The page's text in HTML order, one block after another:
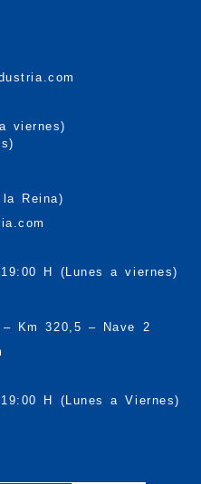
viernes)
Reina)
H (Lunes a viernes)
Km 320,5 – Nave 2
H (Lunes a Viernes)